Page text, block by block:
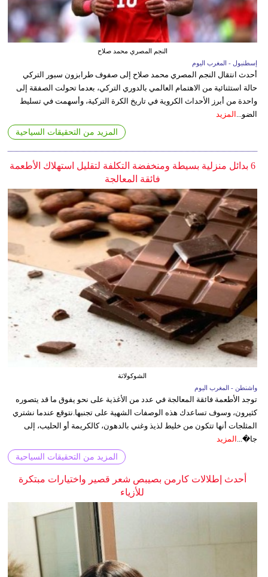
النجم المصري محمد صلاح
إسطنبول - المغرب اليوم
أحدث انتقال النجم المصري محمد صلاح إلى صفوف طرابزون سبور التركي
حالة استثنائية من الاهتمام العالمي بالدوري التركي، بعدما تحولت الصفقة إلى
واحدة من أبرز الأحداث الكروية في تاريخ الكرة التركية، وأسهمت في تسليط
الضو...
المزيد
المزيد من التحقيقات السياحية
6 بدائل منزلية بسيطة ومنخفضة التكلفة لتقليل استهلاك الأطعمة
فائقة المعالجة
الشوكولاتة
واشنطن - المغرب اليوم
توجد الأطعمة فائقة المعالجة في عدد من الأغذية على نحو يفوق ما قد يتصوره
كثيرون، وسوف تساعدك هذه الوصفات الشهية على تجنبها.نتوقع عندما نشتري
المثلجات أنها تتكون من خليط لذيذ وغني بالدهون، كالكريمة أو الحليب، إلى
جا�... المزيد
المزيد من التحقيقات السياحية
أحدث إطلالات كارمن بصيبص شعر قصير واختيارات مبتكرة
للأزياء